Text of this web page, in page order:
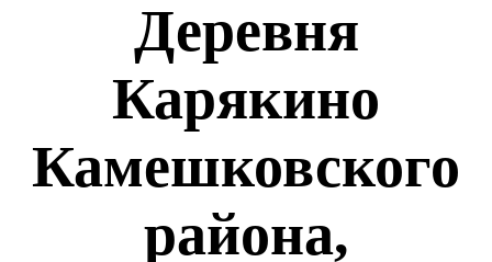
Деревня
Карякино
Камешковского
района,